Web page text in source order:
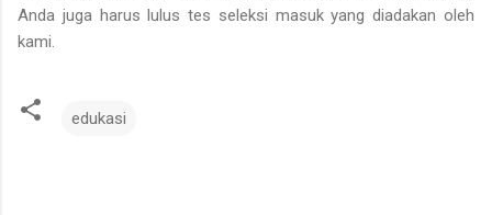
Anda juga harus lulus tes seleksi masuk yang diadakan oleh
kami.
edukasi